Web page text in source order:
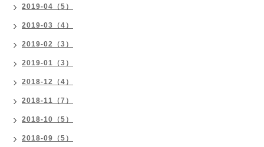
2019-04（5）
2019-03（4）
2019-02（3）
2019-01（3）
2018-12（4）
2018-11（7）
2018-10（5）
2018-09（5）